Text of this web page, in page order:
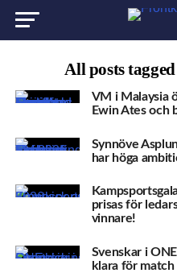
All posts
VM i Malaysia
Ewin Ates och
Synnöve
har höga
prisas för
vinnare!
Svenskar i
klara för match